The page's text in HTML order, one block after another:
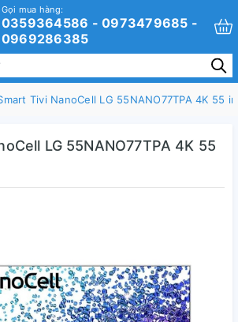
Gọi mua hàng:
0359364586 - 0973479685 -
0969286385
Tivi NanoCell LG 55NANO77TPA 4K 55
LG 55NANO77TPA 4K 55